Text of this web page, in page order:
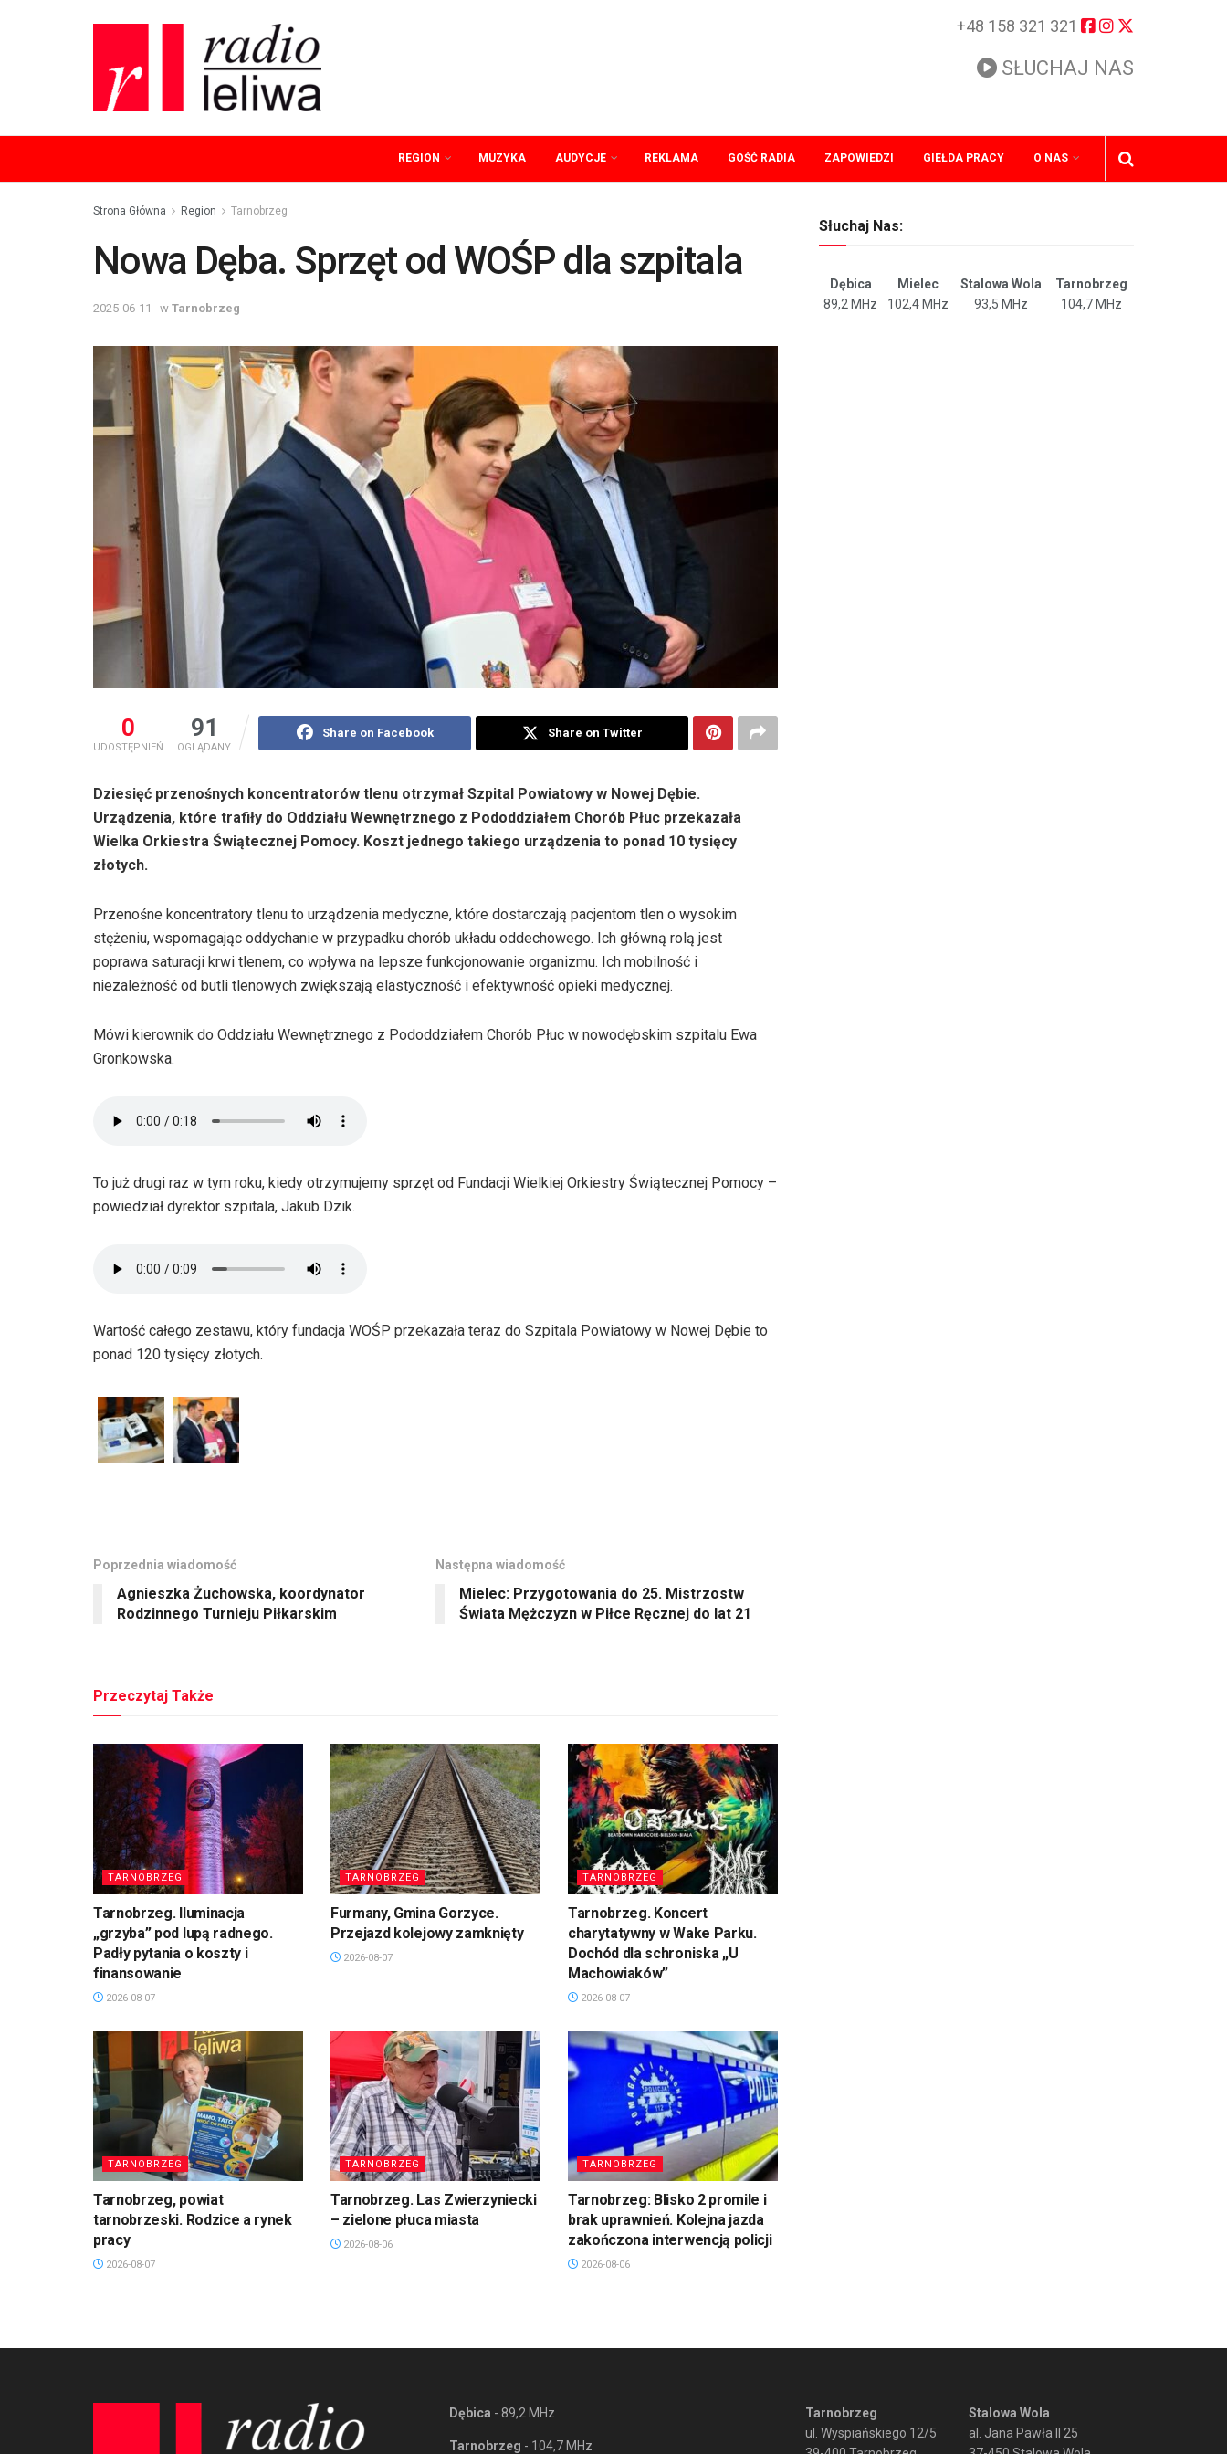
+48 158 321 321
SŁUCHAJ NAS
REGION MUZYKA AUDYCJE REKLAMA GOŚĆ RADIA ZAPOWIEDZI GIEŁDA PRACY O NAS
Strona Główna Region Tarnobrzeg
Nowa Dęba. Sprzęt od WOŚP dla szpitala
2025-06-11 w Tarnobrzeg
0
UDOSTĘPNIEŃ
91
OGLĄDANY
Share on Facebook Share on Twitter
Dziesięć przenośnych koncentratorów tlenu otrzymał Szpital Powiatowy w Nowej Dębie.
Urządzenia, które trafiły do Oddziału Wewnętrznego z Pododdziałem Chorób Płuc przekazała
Wielka Orkiestra Świątecznej Pomocy. Koszt jednego takiego urządzenia to ponad 10 tysięcy
złotych.
Przenośne koncentratory tlenu to urządzenia medyczne, które dostarczają pacjentom tlen o wysokim
stężeniu, wspomagając oddychanie w przypadku chorób układu oddechowego. Ich główną rolą jest
poprawa saturacji krwi tlenem, co wpływa na lepsze funkcjonowanie organizmu. Ich mobilność i
niezależność od butli tlenowych zwiększają elastyczność i efektywność opieki medycznej.
Mówi kierownik do Oddziału Wewnętrznego z Pododdziałem Chorób Płuc w nowodębskim szpitalu Ewa
Gronkowska.
To już drugi raz w tym roku, kiedy otrzymujemy sprzęt od Fundacji Wielkiej Orkiestry Świątecznej Pomocy –
powiedział dyrektor szpitala, Jakub Dzik.
Wartość całego zestawu, który fundacja WOŚP przekazała teraz do Szpitala Powiatowy w Nowej Dębie to
ponad 120 tysięcy złotych.
Poprzednia wiadomość
Agnieszka Żuchowska, koordynator
Rodzinnego Turnieju Piłkarskim
Następna wiadomość
Mielec: Przygotowania do 25. Mistrzostw
Świata Mężczyzn w Piłce Ręcznej do lat 21
Przeczytaj Także
TARNOBRZEG
Tarnobrzeg. Iluminacja
„grzyba” pod lupą radnego.
Padły pytania o koszty i
finansowanie
2026-08-07
TARNOBRZEG
Furmany, Gmina Gorzyce.
Przejazd kolejowy zamknięty
2026-08-07
TARNOBRZEG
Tarnobrzeg. Koncert
charytatywny w Wake Parku.
Dochód dla schroniska „U
Machowiaków”
2026-08-07
TARNOBRZEG
Tarnobrzeg, powiat
tarnobrzeski. Rodzice a rynek
pracy
2026-08-07
TARNOBRZEG
Tarnobrzeg. Las Zwierzyniecki
– zielone płuca miasta
2026-08-06
TARNOBRZEG
Tarnobrzeg: Blisko 2 promile i
brak uprawnień. Kolejna jazda
zakończona interwencją policji
2026-08-06
Słuchaj Nas:
Dębica Mielec Stalowa Wola
Tarnobrzeg
89,2 MHz
102,4 MHz 93,5 MHz 104,7 MHz
Dębica - 89,2 MHz
Tarnobrzeg - 104,7 MHz
Tarnobrzeg
ul. Wyspiańskiego 12/5
Stalowa Wola
al. Jana Pawła II 25